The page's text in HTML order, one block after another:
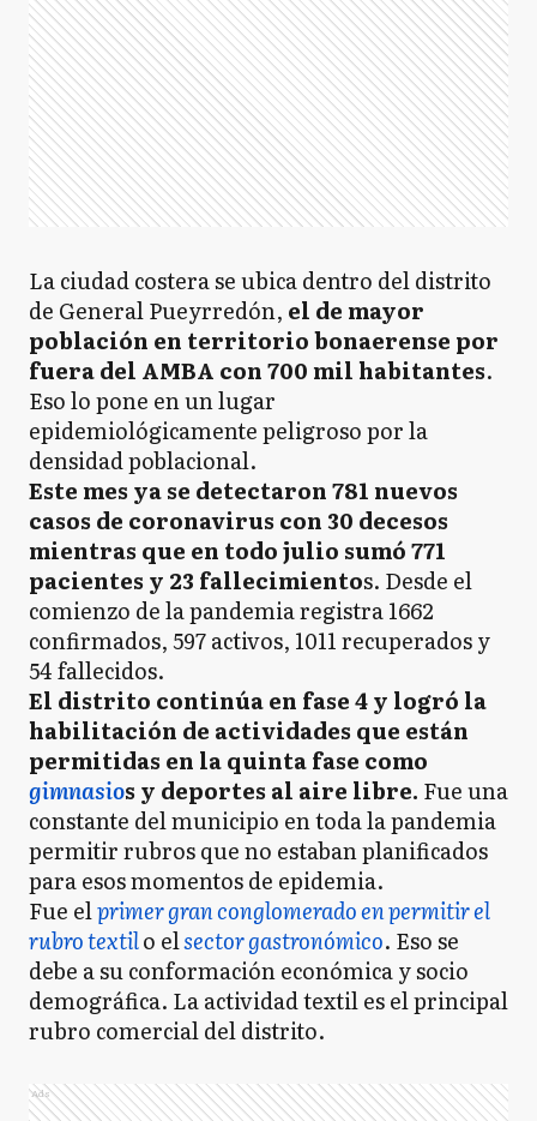
La ciudad costera se ubica dentro del distrito
de General Pueyrredón, el de mayor
población en territorio bonaerense por
fuera del AMBA con 700 mil habitantes.
Eso lo pone en un lugar
epidemiológicamente peligroso por la
densidad poblacional.
Este mes ya se detectaron 781 nuevos
casos de coronavirus con 30 decesos
mientras que en todo julio sumó 771
pacientes y 23 fallecimientos. Desde el
comienzo de la pandemia registra 1662
confirmados, 597 activos, 1011 recuperados y
54 fallecidos.
El distrito continúa en fase 4 y logró la
habilitación de actividades que están
permitidas en la quinta fase como
gimnasios y deportes al aire libre. Fue una
constante del municipio en toda la pandemia
permitir rubros que no estaban planificados
para esos momentos de epidemia.
Fue elprimer gran conglomerado en permitir el
rubro textilo elsector gastronómico. Eso se
debe a su conformación económica y socio
demográfica. La actividad textil es el principal
rubro comercial del distrito.
Ads